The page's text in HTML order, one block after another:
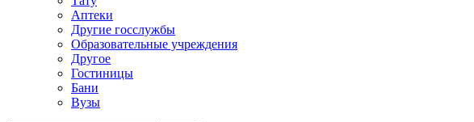
Аптеки
Другие госслужбы
Образовательные учреждения
Другое
Гостиницы
Бани
Вузы